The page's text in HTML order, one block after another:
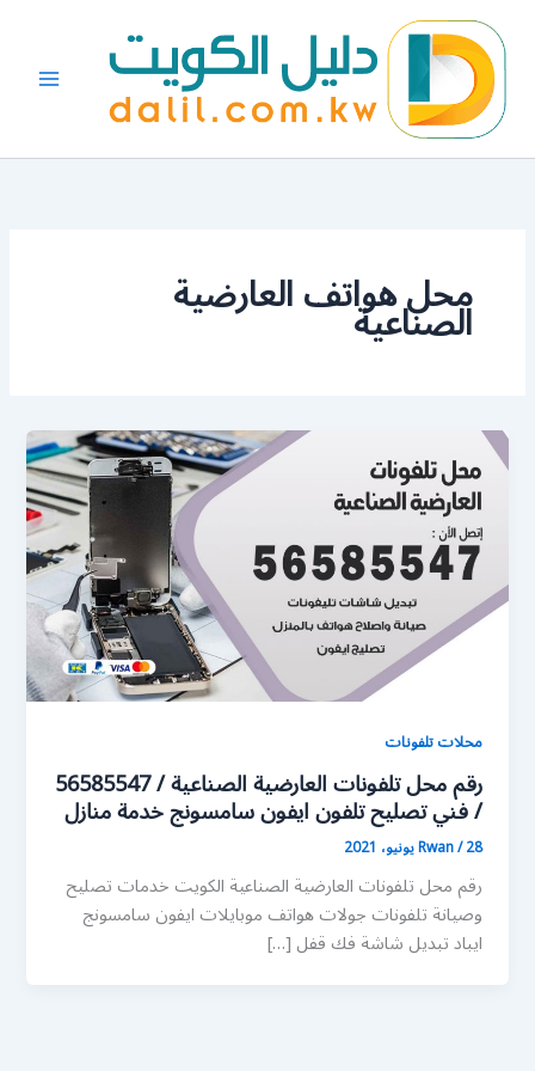
المحتوى
محل هواتف العارضية
الصناعية
محلات تلفونات
رقم محل تلفونات العارضية الصناعية / 56585547
/ فني تصليح تلفون ايفون سامسونج خدمة منازل
Rwan/28 يونيو، 2021
رقم محل تلفونات العارضية الصناعية الكويت خدمات تصليح
وصيانة تلفونات جولات هواتف موبايلات ايفون سامسونج
ايباد تبديل شاشة فك قفل […]